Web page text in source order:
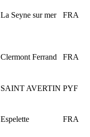
La Seyne sur mer FRA
Clermont Ferrand FRA
SAINT AVERTIN PYF
Espelette FRA